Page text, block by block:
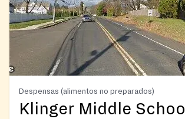
Despensas (alimentos no preparados)
Klinger Middle School